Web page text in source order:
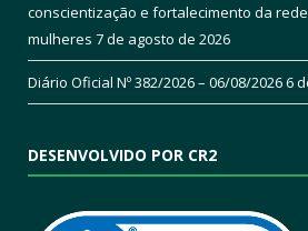
conscientização e fortalecimento da
mulheres 7 de agosto de 2026
Diário Oficial Nº 382/2026 – 06/08/20266
DESENVOLVIDO POR CR2